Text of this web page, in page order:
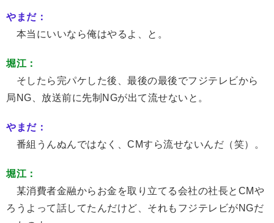
やまだ：
本当にいいなら俺はやるよ、と。
堀江：
そしたら完パケした後、最後の最後でフジテレビから
局NG、放送前に先制NGが出て流せないと。
やまだ：
番組うんぬんではなく、CMすら流せないんだ（笑）。
堀江：
某消費者金融からお金を取り立てる会社の社長とCMや
ろうよって話してたんだけど、それもフジテレビがNGだ